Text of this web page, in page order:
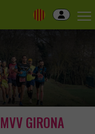
GIRONA